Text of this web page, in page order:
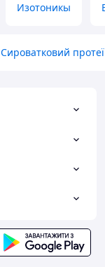
Изотоникы
Сироватковий